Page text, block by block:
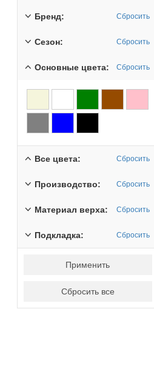
Бренд: Сбросить
Сезон: Сбросить
Основные цвета: Сбросить
Все цвета: Сбросить
Производство: Сбросить
Материал верха: Сбросить
Подкладка: Сбросить
Применить
Сбросить все
Материал вверха:
Сезон: Зима